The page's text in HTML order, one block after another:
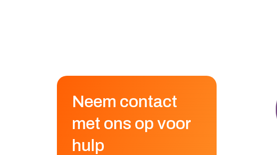
Neem contact
met ons op voor
hulp